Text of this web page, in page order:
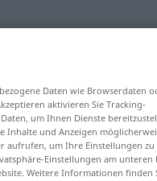
Daten wie Browserdaten
aktivieren Sie Tracking-
um Ihnen Dienste
Inhalte und Anzeigen
aufrufen, um Ihre Einstellungen zu
Einstellungen am unteren
Weitere Informationen finden